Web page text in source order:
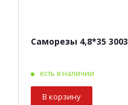
Саморезы 4,8*35 3003
есть в наличии
В корзину